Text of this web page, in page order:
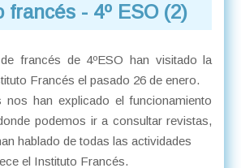
francés - 4º ESO (2)
francés de 4ºESO han visitado la
Francés el pasado 26 de enero.
nos han explicado el funcionamiento
podemos ir a consultar revistas,
hablado de todas las actividades
el Instituto Francés.